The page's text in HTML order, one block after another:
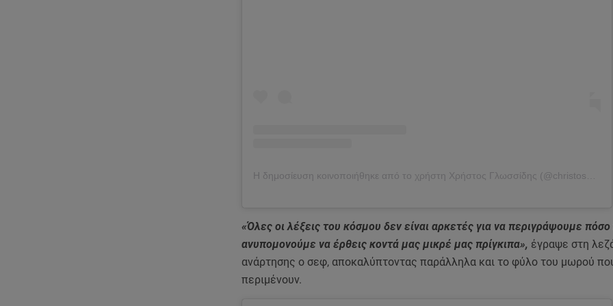
«Όλες οι λέξεις του κόσμου δεν είναι αρκετές για να περιγράψουμε
ανυπομονούμε να έρθεις κοντά μας μικρέ μας πρίγκιπα», έγραψε στη
ανάρτησης ο σεφ, αποκαλύπτοντας παράλληλα και το φύλο του μωρού
περιμένουν.